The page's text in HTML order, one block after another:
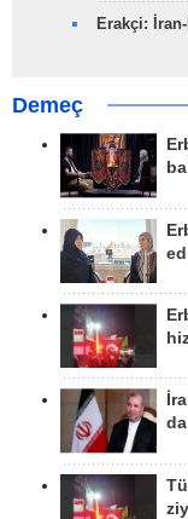
Erakçi:
Demeç